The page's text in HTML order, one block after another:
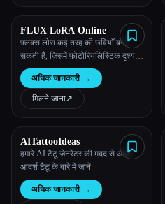
FLUX LoRA Online
फ़्लक्स लोरा कई तरह की छवियाँ बना
सकती है, जिसमें फ़ोटोरियलिस्टिक दृश्य,
एनीम-स्टाइल कैरेक्टर, फ़ैंटसी लैंडस्केप,
और बहुत कुछ शामिल हैं।
अधिक जानकारी →
मिलने जाना↗︎
AITattooIdeas
हमारे AI टैटू जेनरेटर की मदद से अपने
आदर्श टैटू के बारे में जानें
अधिक जानकारी →